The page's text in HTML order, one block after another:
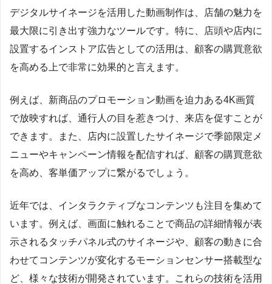
デジタルサイネージを活用した動画制作は、店舗の魅力を
最大限に引き出す強力なツールです。特に、店頭や店内に
設置するインストア広告としての活用は、顧客の購買意欲
を高める上で非常に効果的と言えます。
例えば、新商品のプロモーション動画を迫力ある4K画質
で放映すれば、通行人の目を惹きつけ、来店を促すことが
できます。また、店内に設置したサイネージで季節限定メ
ニューやキャンペーン情報を配信すれば、顧客の購買意欲
を高め、客単価アップに繋がるでしょう。
近年では、インタラクティブなコンテンツも注目を集めて
います。例えば、画面に触れることで商品の詳細情報が表
示されるタッチパネル式のサイネージや、顧客の動きに合
わせてコンテンツが変化するモーションセンサー搭載型な
ど、様々な技術が開発されています。これらの技術を活用